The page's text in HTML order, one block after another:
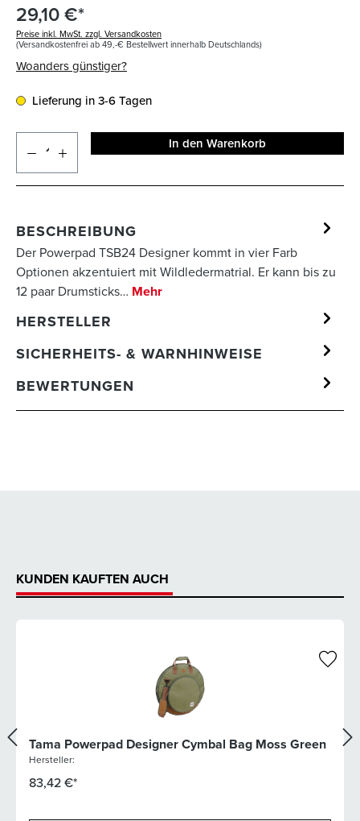
29,10 €*
Preise inkl. MwSt. zzgl. Versandkosten
(Versandkostenfrei ab 49,-€ Bestellwert innerhalb Deutschlands)
Woanders günstiger?
Lieferung in 3-6 Tagen
In den Warenkorb
BESCHREIBUNG
Der Powerpad TSB24 Designer kommt in vier Farb
Optionen akzentuiert mit Wildledermatrial. Er kann bis zu
12 paar Drumsticks… Mehr
HERSTELLER
SICHERHEITS- & WARNHINWEISE
BEWERTUNGEN
KUNDEN KAUFTEN AUCH
Tama Powerpad Designer Cymbal Bag Moss Green
Hersteller:
83,42 €*